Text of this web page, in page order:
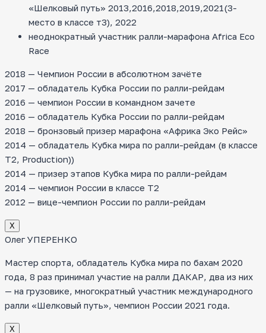
«Шелковый путь» 2013,2016,2018,2019,2021(3-
место в классе т3), 2022
неоднократный участник ралли-марафона Africa Eco
Race
2018 — Чемпион России в абсолютном зачёте
2017 — обладатель Кубка России по ралли-рейдам
2016 — чемпион России в командном зачете
2016 — обладатель Кубка России по ралли-рейдам
2018 — бронзовый призер марафона «Африка Эко Рейс»
2014 — обладатель Кубка мира по ралли-рейдам (в классе
T2, Production))
2014 — призер этапов Кубка мира по ралли-рейдам
2014 — чемпион России в классе Т2
2012 — вице-чемпион России по ралли-рейдам
Х
Олег УПЕРЕНКО
Мастер спорта, обладатель Кубка мира по бахам 2020
года, 8 раз принимал участие на ралли ДАКАР, два из них
— на грузовике, многократный участник международного
ралли «Шелковый путь», чемпион России 2021 года.
Х